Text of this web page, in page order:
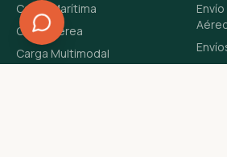
Carga Marítima
Carga Aérea
Carga Multimodal